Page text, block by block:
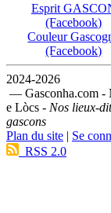
Esprit
(Facebook)
Couleur
(Facebook)
2024-2026
— Gasconha.com -
e Lòcs - Nos lieux-
gascons
Plan du site | Se
RSS 2.0